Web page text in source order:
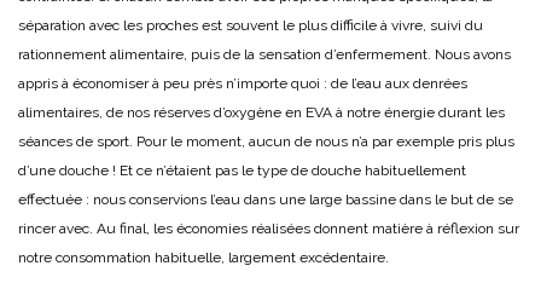
séparation avec les proches est souvent le plus difficile à vivre, suivi du
rationnement alimentaire, puis de la sensation d’enfermement. Nous avons
appris à économiser à peu près n’importe quoi : de l’eau aux denrées
alimentaires, de nos réserves d’oxygène en EVA à notre énergie durant les
séances de sport. Pour le moment, aucun de nous n’a par exemple pris plus
d’une douche ! Et ce n’étaient pas le type de douche habituellement
effectuée : nous conservions l’eau dans une large bassine dans le but de se
rincer avec. Au final, les économies réalisées donnent matière à réflexion sur
notre consommation habituelle, largement excédentaire.